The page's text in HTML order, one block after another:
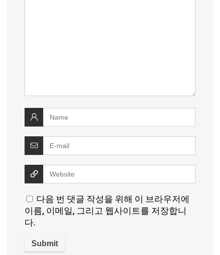
다음 번 댓글 작성을 위해 이 브라우저에
이름, 이메일, 그리고 웹사이트를 저장합니
다.